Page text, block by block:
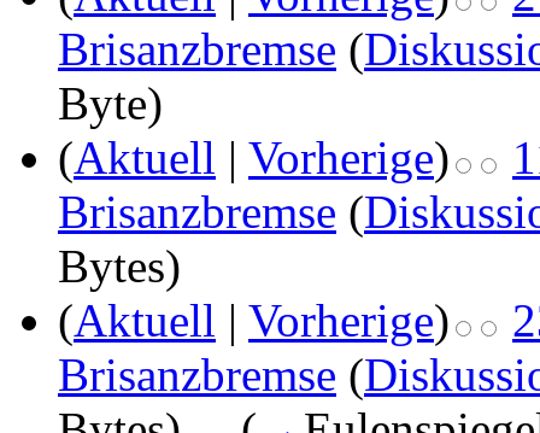
Brisanzbremse (
Byte)
(Aktuell | Vorherige)
Brisanzbremse (
Bytes)
(Aktuell | Vorherige)
Brisanzbremse (